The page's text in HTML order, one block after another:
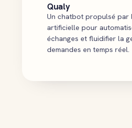
Qualy
Un chatbot propulsé par
artificielle pour
échanges et fluidifier la
demandes en temps réel.